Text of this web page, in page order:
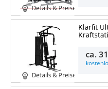
Details & Preise
Details & Preise
Klarfit
ca.